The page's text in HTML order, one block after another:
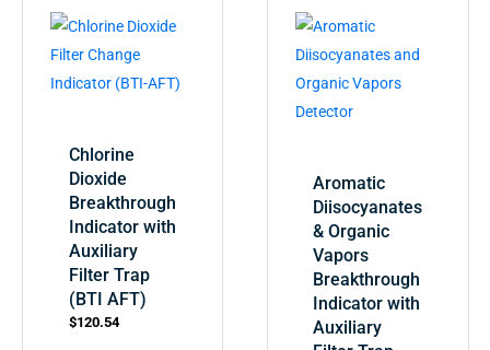
Chlorine
Dioxide
Breakthrough
Indicator with
Auxiliary
Filter Trap
(BTI AFT)
$120.54
Aromatic
Diisocyanates
& Organic
Vapors
Breakthrough
Indicator with
Auxiliary